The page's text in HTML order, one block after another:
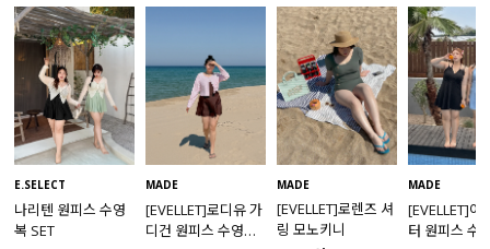
E.SELECT
나리텐 원피스 수영
복 SET
MADE
[EVELLET]로디유 가
디건 원피스 수영복
MADE
[EVELLET]로렌즈 셔
링 모노키니
MADE
[EVELLET]아
터 원피스 수